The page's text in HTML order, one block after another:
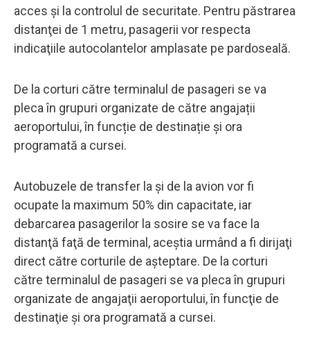
acces şi la controlul de securitate. Pentru păstrarea
distanţei de 1 metru, pasagerii vor respecta
indicaţiile autocolantelor amplasate pe pardoseală.
De la corturi către terminalul de pasageri se va
pleca în grupuri organizate de către angajații
aeroportului, în funcție de destinație și ora
programată a cursei.
Autobuzele de transfer la și de la avion vor fi
ocupate la maximum 50% din capacitate, iar
debarcarea pasagerilor la sosire se va face la
distanţă faţă de terminal, aceştia urmând a fi dirijaţi
direct către corturile de aşteptare. De la corturi
către terminalul de pasageri se va pleca în grupuri
organizate de angajaţii aeroportului, în funcţie de
destinaţie şi ora programată a cursei.